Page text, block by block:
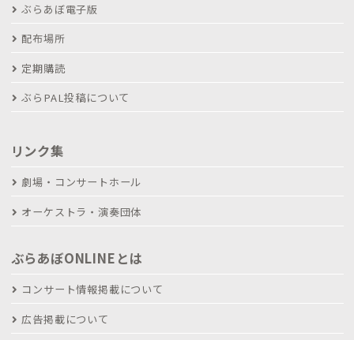
ぶらあぼ電子版
配布場所
定期購読
ぶらPAL投稿について
リンク集
劇場・コンサートホール
オーケストラ・演奏団体
ぶらあぼONLINEとは
コンサート情報掲載について
広告掲載について